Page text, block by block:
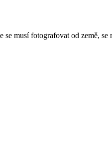
musí fotografovat od země, se